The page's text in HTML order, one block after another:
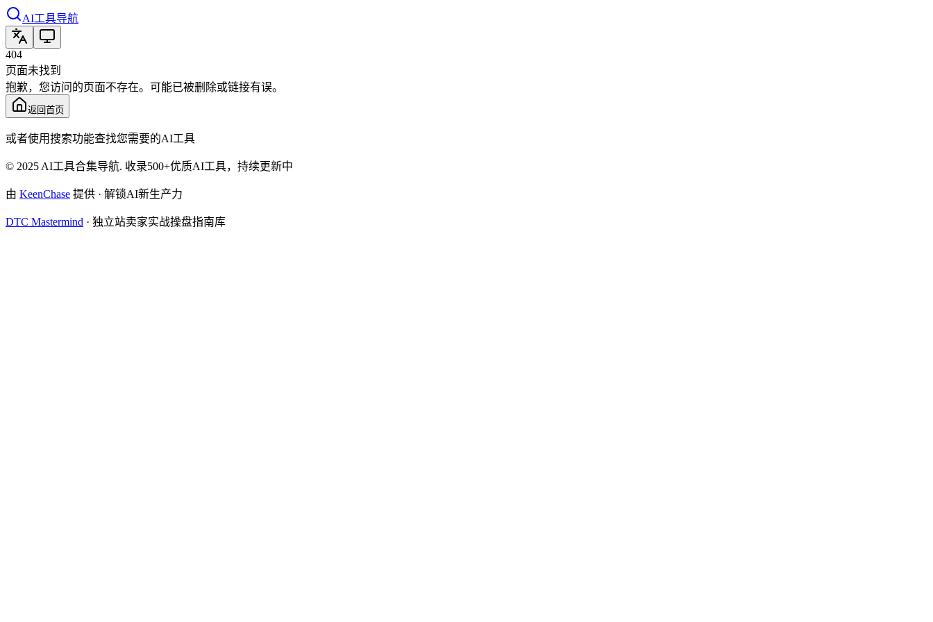
AI工具导航
404
页面未找到
抱歉，您访问的页面不存在。可能已被删除或链接有误。
返回首页
或者使用搜索功能查找您需要的AI工具
© 2025 AI工具合集导航. 收录500+优质AI工具，持续更新中
由 KeenChase 提供 · 解锁AI新生产力
DTC Mastermind · 独立站卖家实战操盘指南库